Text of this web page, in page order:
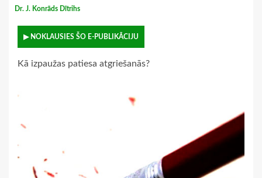
Dr. J. Konrāds Dītrihs
▶ NOKLAUSIES ŠO E-PUBLIKĀCIJU
Kā izpaužas patiesa atgriešanās?